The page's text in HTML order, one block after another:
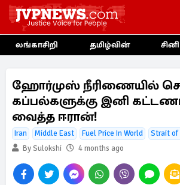
லங்காசிறி தமிழ்வின்
ஹோர்முஸ் நீரிணையில்
கப்பல்களுக்கு இனி
வைத்த ஈரான்!
Iran Middle East Fuel Price In World
Strait of
By Sulokshi
4 months ago